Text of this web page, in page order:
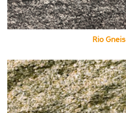
Rio Gneis